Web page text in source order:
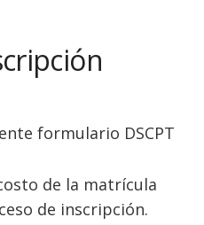
formulario DSCPT
de la matrícula
de inscripción.